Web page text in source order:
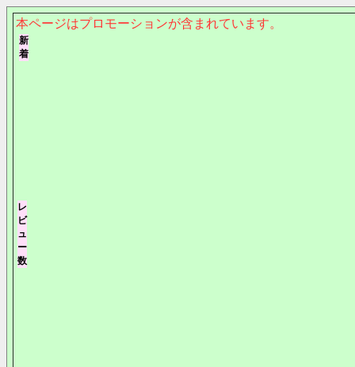
本ページはプロモーションが含まれています。